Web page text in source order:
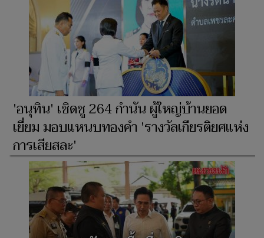
'อนุทิน' เชิดชู 264 กำนัน ผู้ใหญ่บ้านยอด
เยี่ยม มอบแหนบทองคำ 'รางวัลเกียรติยศแห่ง
การเสียสละ'